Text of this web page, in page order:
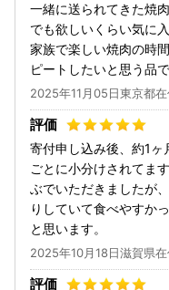
一緒に送られてきた焼
でも欲しいくらい気に
家族で楽しい焼肉の時
ピートしたいと思う品で
2025年11月05日東京都在
寄付申し込み後、約1
ごとに小分けされてま
ぶでいただきましたが
りしていて食べやすか
と思います。
2025年10月18日滋賀県在